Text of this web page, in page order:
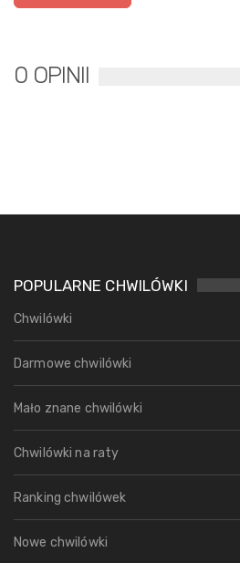
0 OPINII
POPULARNE CHWILÓWKI
Chwilówki
Darmowe chwilówki
Mało znane chwilówki
Chwilówki na raty
Ranking chwilówek
Nowe chwilówki